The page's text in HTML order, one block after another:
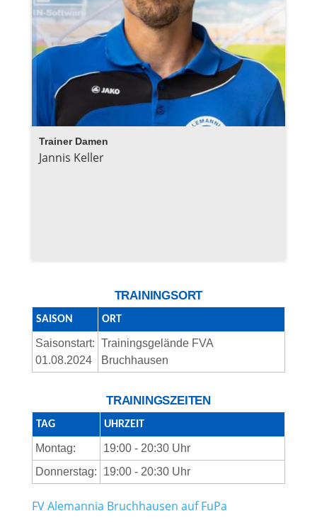
Trainer Damen
Jannis Keller
TRAININGSORT
SAISON ORT
Saisonstart:
01.08.2024
Trainingsgelände FVA
Bruchhausen
TRAININGSZEITEN
TAG UHRZEIT
Montag:
19:00 - 20:30 Uhr
Donnerstag:
19:00 - 20:30 Uhr
FV Alemannia Bruchhausen auf FuPa